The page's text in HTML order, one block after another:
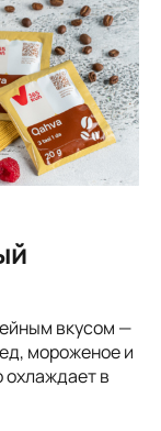
вкусом —
мороженое и
охлаждает в